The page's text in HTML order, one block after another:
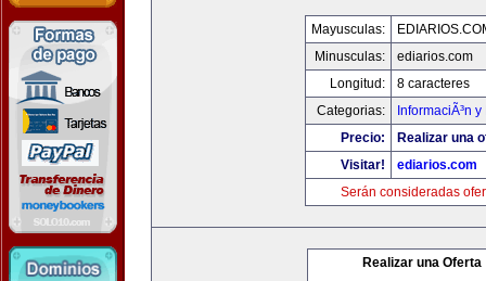
Mayusculas:
Minusculas:
ediarios.com
Longitud:
8 caracteres
Categorias:
InformaciÃ³n
Precio:
Realizar una
Visitar!
ediarios.com
Serán consideradas
Realizar una Oferta